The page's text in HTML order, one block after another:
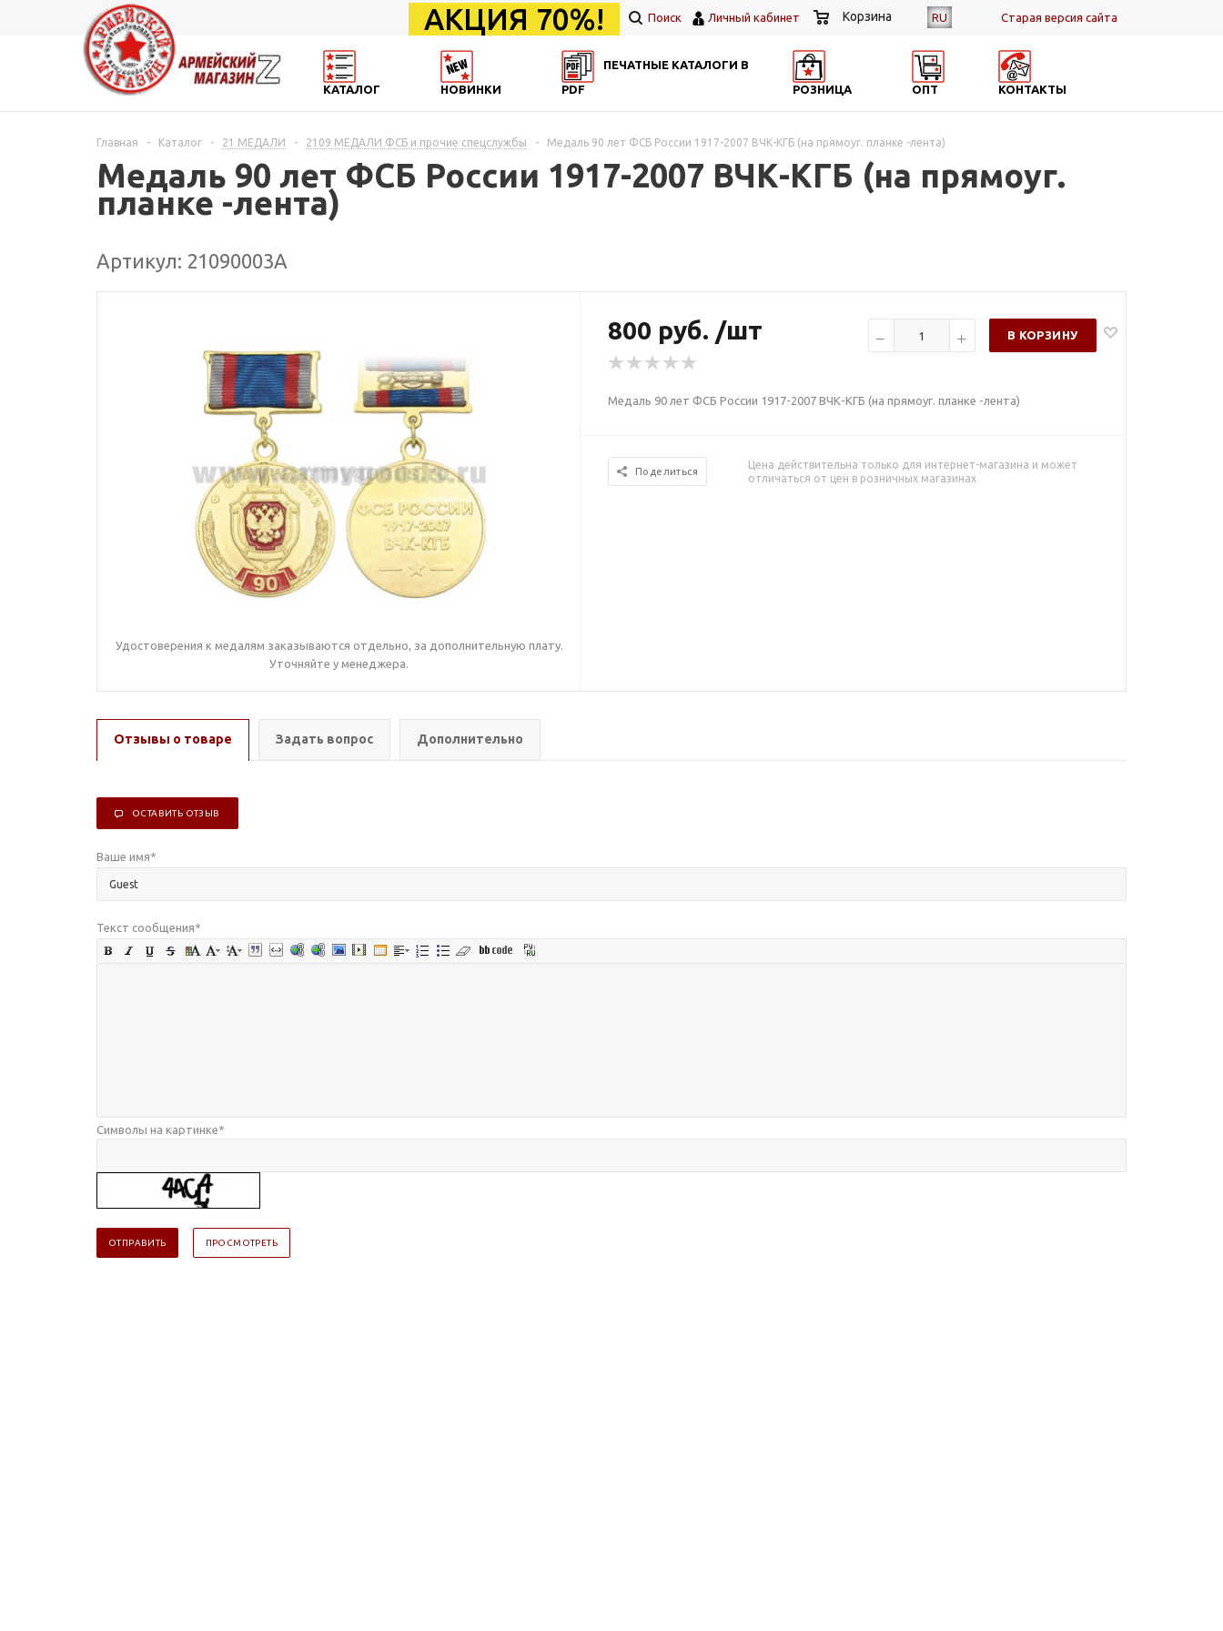
RU Cтарая версия сайта
АКЦИЯ 70%! Поиск Личный кабинет Корзина
КАТАЛОГ НОВИНКИ
ПЕЧАТНЫЕ КАТАЛОГИ В
PDF
РОЗНИЦА ОПТ КОНТАКТЫ
Главная - Каталог - 21 МЕДАЛИ - 2109 МЕДАЛИ ФСБ и прочие спецслужбы - Медаль 90 лет ФСБ России 1917-2007 ВЧК-КГБ (на прямоуг. планке -лента)
Медаль 90 лет ФСБ России 1917-2007 ВЧК-КГБ (на прямоуг.
планке -лента)
Артикул: 21090003А
Удостоверения к медалям заказываются отдельно, за дополнительную плату.
Уточняйте у менеджера.
800 руб. /шт В КОРЗИНУ
Медаль 90 лет ФСБ России 1917-2007 ВЧК-КГБ (на прямоуг. планке -лента)
Поделиться
Цена действительна только для интернет-магазина и может
отличаться от цен в розничных магазинах
Отзывы о товаре Задать вопрос Дополнительно
ОСТАВИТЬ ОТЗЫВ
Ваше имя*
Текст сообщения*
Символы на картинке*